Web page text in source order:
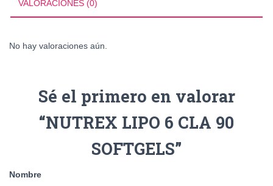
VALORACIONES (0)
No hay valoraciones aún.
Sé el primero en valorar
“NUTREX LIPO 6 CLA 90
SOFTGELS”
Nombre